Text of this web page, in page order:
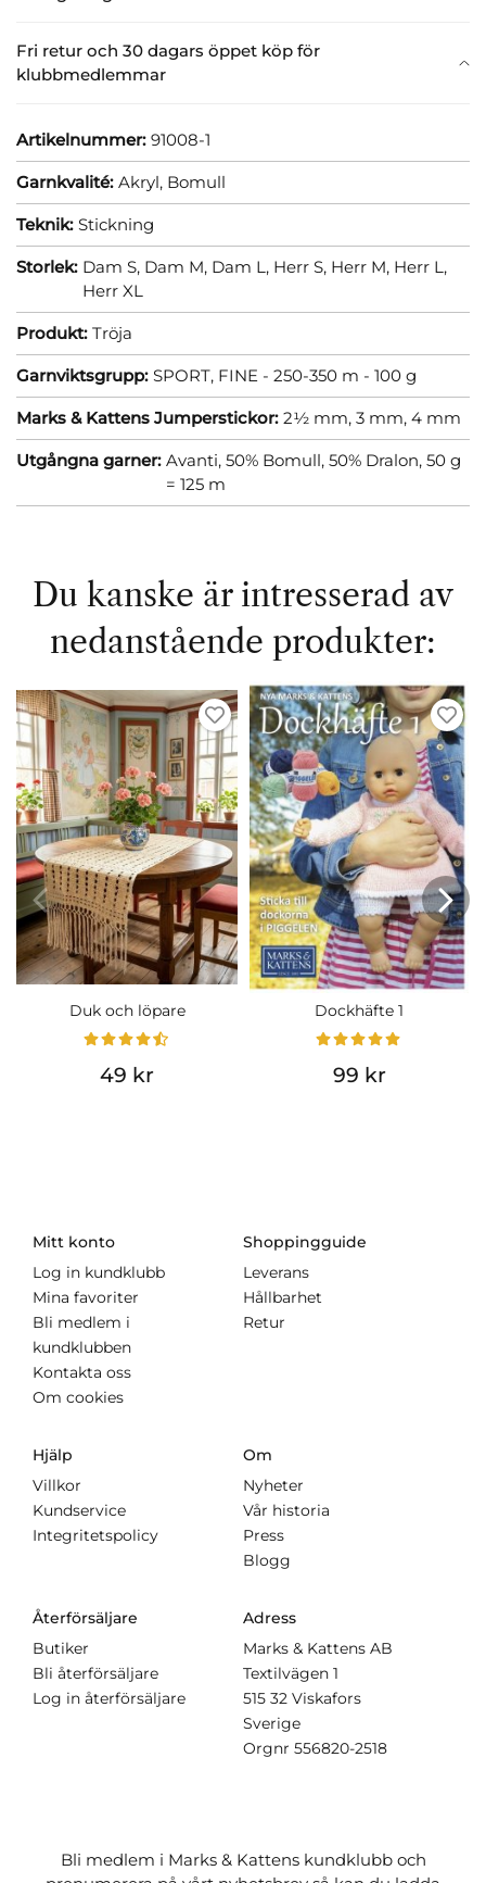
Fri retur och 30 dagars öppet köp för
klubbmedlemmar
Artikelnummer: 91008-1
Garnkvalité: Akryl, Bomull
Teknik: Stickning
Storlek: Dam S, Dam M, Dam L, Herr S, Herr M, Herr L,
Herr XL
Produkt: Tröja
Garnviktsgrupp: SPORT, FINE - 250-350 m - 100 g
Marks & Kattens Jumperstickor: 2½ mm, 3 mm, 4 mm
Utgångna garner: Avanti, 50% Bomull, 50% Dralon, 50 g
= 125 m
Du kanske är intresserad av
nedanstående produkter:
Duk och löpare
49 kr
Dockhäfte 1
99 kr
Mitt konto
Log in kundklubb
Mina favoriter
Bli medlem i
kundklubben
Kontakta oss
Om cookies
Shoppingguide
Leverans
Hållbarhet
Retur
Hjälp
Villkor
Kundservice
Integritetspolicy
Om
Nyheter
Vår historia
Press
Blogg
Återförsäljare
Butiker
Bli återförsäljare
Log in återförsäljare
Adress
Marks & Kattens AB
Textilvägen 1
515 32 Viskafors
Sverige
Orgnr 556820-2518
Bli medlem i Marks & Kattens kundklubb och